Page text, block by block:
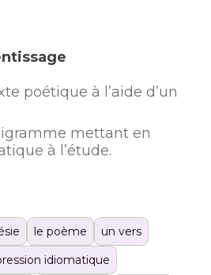
poétique à l’aide d’un
mettant en
à l’étude.
le poème
un vers
idiomatique